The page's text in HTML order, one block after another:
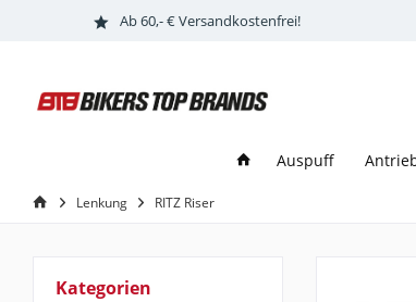
Ab 60,- € Versandkostenfrei!
Auspuff
Lenkung RITZ Riser
Kategorien